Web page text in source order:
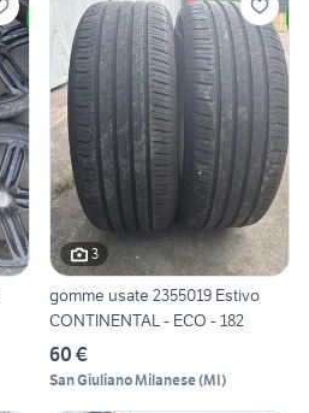
3
gomme usate 2355019 Estivo
CONTINENTAL - ECO - 182
60 €
San Giuliano Milanese(MI)